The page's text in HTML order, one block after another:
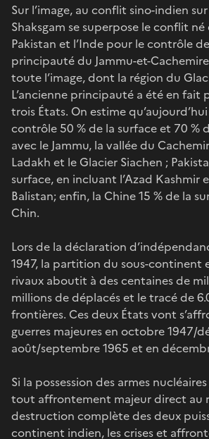
Sur l’image, au conflit sino-indien
Shaksgam se superpose le conflit
Pakistan et l’Inde pour le contrôle
principauté du Jammu-et-
toute l’image, dont la région du
L’ancienne principauté a été en fait
trois États. On estime
contrôle 50 % de la surface et 70 %
avec le Jammu, la vallée du
Ladakh et le Glacier Siachen ;
surface, en incluant l’Azad Kashmir
Balistan; enfin, la Chine 15 % de la
Chin.
Lors de la déclaration
1947, la partition du sous-continent
rivaux aboutit à des centaines de
millions de déplacés et le tracé de
frontières. Ces deux États vont
guerres majeures en octobre 1947/
août/septembre 1965 et en
Si la possession des armes
tout affrontement majeur direct au
destruction complète des deux
continent indien, les crises et